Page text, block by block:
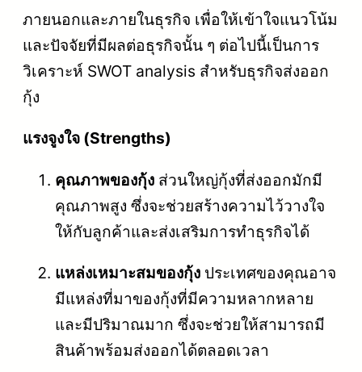
ภายนอกและภายในธุรกิจ เพื่อให้เข้าใจแนวโน้ม
และปัจจัยที่มีผลต่อธุรกิจนั้น ๆ ต่อไปนี้เป็นการ
วิเคราะห์ SWOT analysis สำหรับธุรกิจส่งออก
กุ้ง
แรงจูงใจ (Strengths)
คุณภาพของกุ้ง ส่วนใหญ่กุ้งที่ส่งออกมักมี
คุณภาพสูง ซึ่งจะช่วยสร้างความไว้วางใจ
ให้กับลูกค้าและส่งเสริมการทำธุรกิจได้
แหล่งเหมาะสมของกุ้ง ประเทศของคุณอาจ
มีแหล่งที่มาของกุ้งที่มีความหลากหลาย
และมีปริมาณมาก ซึ่งจะช่วยให้สามารถมี
สินค้าพร้อมส่งออกได้ตลอดเวลา